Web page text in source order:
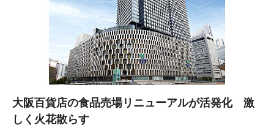
大阪百貨店の食品売場リニューアルが活発化 激
しく火花散らす